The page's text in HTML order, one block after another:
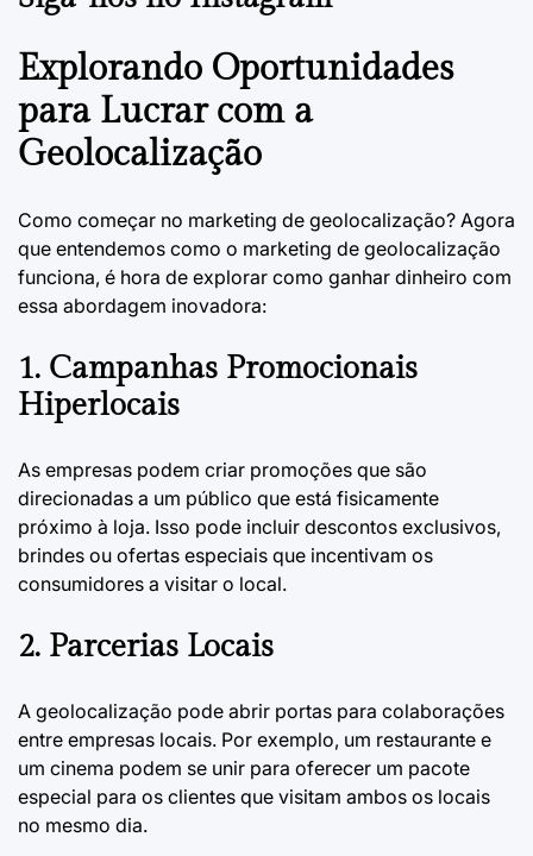
Explorando Oportunidades
para Lucrar com a
Geolocalização
Como começar no marketing de geolocalização? Agora
que entendemos como o marketing de geolocalização
funciona, é hora de explorar como ganhar dinheiro com
essa abordagem inovadora:
1. Campanhas Promocionais
Hiperlocais
As empresas podem criar promoções que são
direcionadas a um público que está fisicamente
próximo à loja. Isso pode incluir descontos exclusivos,
brindes ou ofertas especiais que incentivam os
consumidores a visitar o local.
2. Parcerias Locais
A geolocalização pode abrir portas para colaborações
entre empresas locais. Por exemplo, um restaurante e
um cinema podem se unir para oferecer um pacote
especial para os clientes que visitam ambos os locais
no mesmo dia.